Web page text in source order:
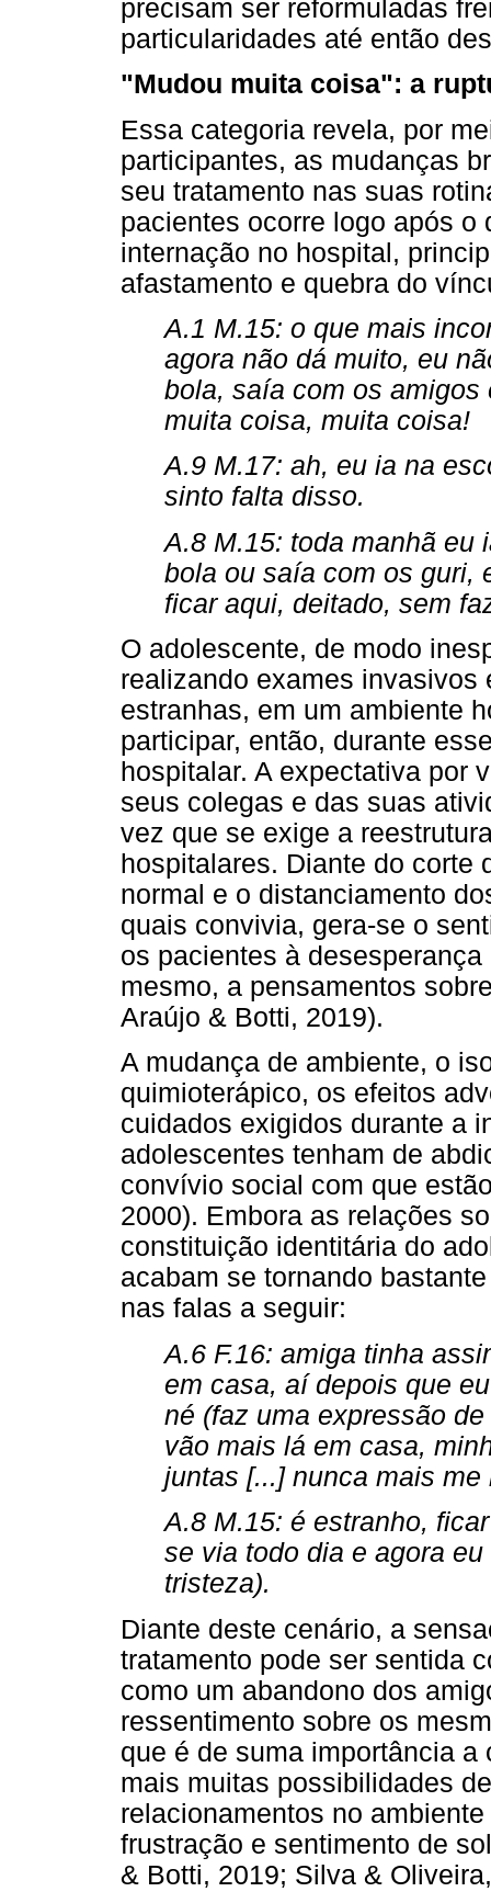
precisam ser reformuladas
particularidades até então
"Mudou muita coisa": a
Essa categoria revela, por
participantes, as mudanças
seu tratamento nas suas
pacientes ocorre logo após
internação no hospital,
afastamento e quebra do
A.1 M.15: o que mais
agora não dá muito, eu
bola, saía com os amigos
muita coisa, muita coisa!
A.9 M.17: ah, eu ia na
sinto falta disso.
A.8 M.15: toda manhã eu
bola ou saía com os guri,
ficar aqui, deitado, sem
O adolescente, de modo
realizando exames invasivos
estranhas, em um ambiente
participar, então, durante
hospitalar. A expectativa por
seus colegas e das suas
vez que se exige a
hospitalares. Diante do corte
normal e o distanciamento
quais convivia, gera-se o
os pacientes à
mesmo, a pensamentos
Araújo & Botti, 2019).
A mudança de ambiente, o
quimioterápico, os efeitos
cuidados exigidos durante a
adolescentes tenham de
convívio social com que
2000). Embora as relações
constituição identitária do
acabam se tornando
nas falas a seguir:
A.6 F.16: amiga tinha
em casa, aí depois que
né (faz uma expressão
vão mais lá em casa,
juntas [...] nunca mais
A.8 M.15: é estranho,
se via todo dia e agora
tristeza).
Diante deste cenário, a
tratamento pode ser sentida
como um abandono dos
ressentimento sobre os
que é de suma importância
mais muitas possibilidades
relacionamentos no
frustração e sentimento de
& Botti, 2019; Silva &